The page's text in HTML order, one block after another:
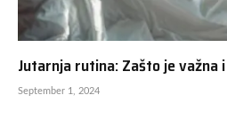
Jutarnja rutina: Zašto je
September 1, 2024